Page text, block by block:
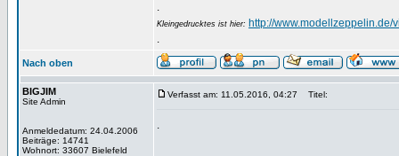
.
Kleingedrucktes ist hier: http://
.
Nach oben
BIGJIM
Site Admin
Anmeldedatum: 24.04.2006
Beiträge: 14741
Wohnort: 33607 Bielefeld
Verfasst am: 11.05.2016, 04:27 Titel:
.